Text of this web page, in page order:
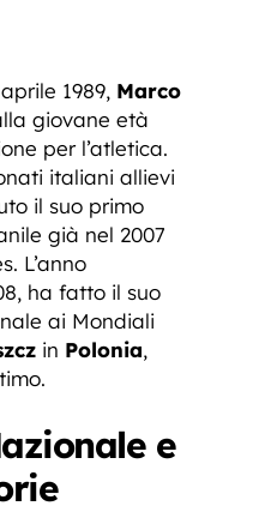
1989, Marco
giovane età
per l’atletica.
italiani allievi
il suo primo
già nel 2007
L’anno
ha fatto il suo
ai Mondiali
in Polonia,
e